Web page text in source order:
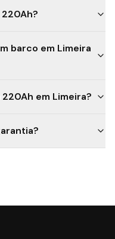
barco em Limeira
em Limeira?